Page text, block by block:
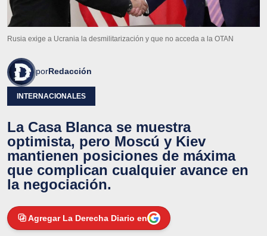
Rusia exige a Ucrania la desmilitarización y que no acceda a la OTAN
porRedacción
INTERNACIONALES
La Casa Blanca se muestra
optimista, pero Moscú y Kiev
mantienen posiciones de máxima
que complican cualquier avance en
la negociación.
Agregar La Derecha Diario en